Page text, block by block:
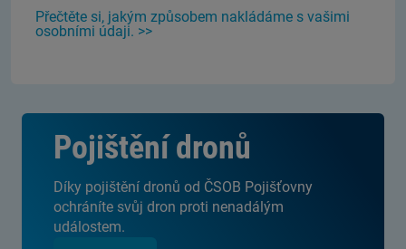
Přečtěte si, jakým způsobem nakládáme s vašimi
osobními údaji. >>
Pojištění dronů
Díky pojištění dronů od ČSOB Pojišťovny
ochráníte svůj dron proti nenadálým
událostem.